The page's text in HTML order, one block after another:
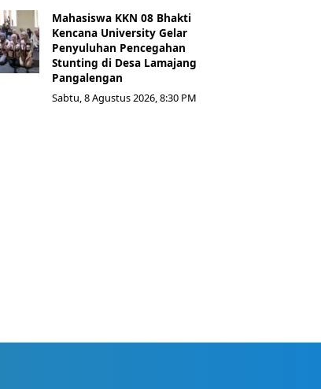
Mahasiswa KKN 08 Bhakti
Kencana University Gelar
Penyuluhan Pencegahan
Stunting di Desa Lamajang
Pangalengan
Sabtu, 8 Agustus 2026, 8:30 PM